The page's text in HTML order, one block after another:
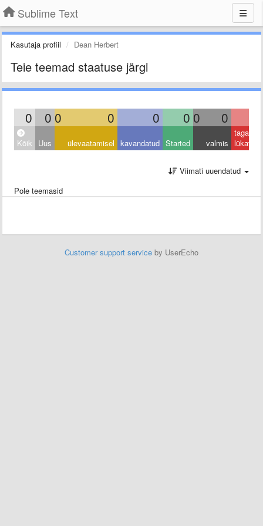
Sublime Text
Kasutaja profiil Dean Herbert
Teie teemad staatuse järgi
0 0 0 0 0 0 0 0
Kõik Uus ülevaatamisel kavandatud Started valmis
tagasi
lükatud
Viimati uuendatud
Pole teemasid
Customer support service by UserEcho